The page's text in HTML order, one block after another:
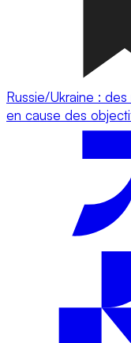
Russie/Ukraine :
en cause des